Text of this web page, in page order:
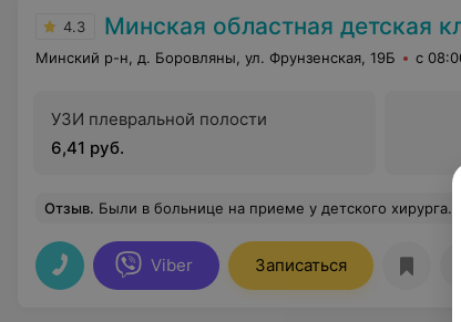
4.3 Минская областная детская
Минский р-н, д. Боровляны, ул. Фрунзенская, 19Б с
УЗИ плевральной полости
6,41 руб.
Отзыв. Были в больнице на приеме у детского хирурга. Врач отличный, проконсультировал по всем вопросам, все посмотрел, потрогал, уточнил.
Viber Записаться